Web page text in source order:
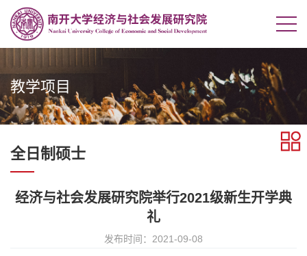
教学项目
全日制硕士
经济与社会发展研究院举行2021级新生开学典
礼
发布时间：2021-09-08